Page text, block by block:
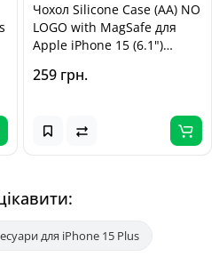
Чохол Silicone Case (AA) NO
LOGO with MagSafe для
Apple iPhone 15 (6.1")
259 грн.
для iPhone 15 Plus